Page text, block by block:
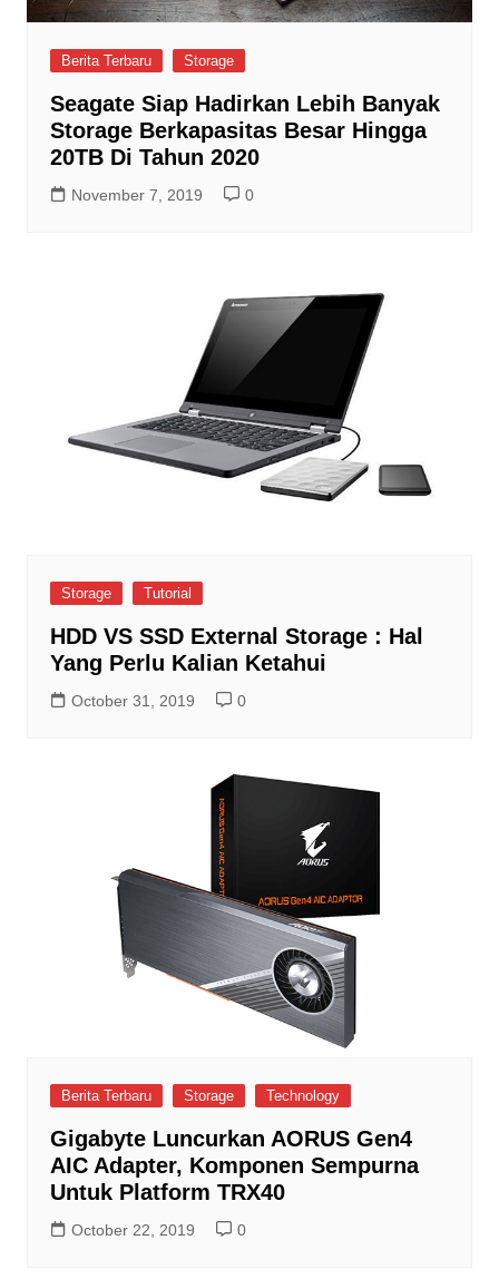
Berita Terbaru Storage
Seagate Siap Hadirkan Lebih Banyak
Storage Berkapasitas Besar Hingga
20TB Di Tahun 2020
November 7, 2019 0
Storage Tutorial
HDD VS SSD External Storage : Hal
Yang Perlu Kalian Ketahui
October 31, 2019 0
Berita Terbaru Storage Technology
Gigabyte Luncurkan AORUS Gen4
AIC Adapter, Komponen Sempurna
Untuk Platform TRX40
October 22, 2019 0